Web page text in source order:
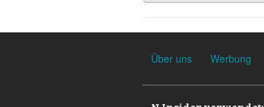
Über uns Werbung